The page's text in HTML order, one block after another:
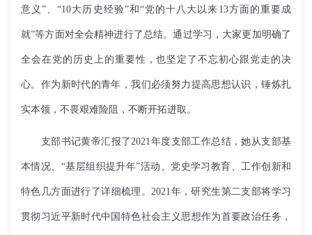
意义”、“10大历史经验”和“党的十八大以来13方面的重要成
就”等方面对全会精神进行了总结。通过学习，大家更加明确了
全会在党的历史上的重要性，也坚定了不忘初心跟党走的决
心。作为新时代的青年，我们必须努力提高思想认识，锤炼扎
实本领，不畏艰难险阻，不断开拓进取。
支部书记黄帝汇报了2021年度支部工作总结，她从支部基
本情况、“基层组织提升年”活动、党史学习教育、工作创新和
特色几方面进行了详细梳理。2021年，研究生第二支部将学习
贯彻习近平新时代中国特色社会主义思想作为首要政治任务，